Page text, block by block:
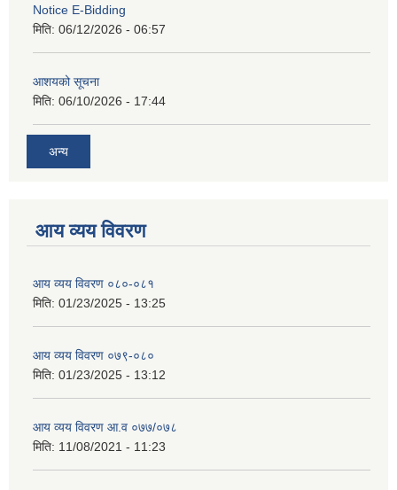
Notice E-Bidding
मिति: 06/12/2026 - 06:57
आशयको सूचना
मिति: 06/10/2026 - 17:44
अन्य
आय व्यय विवरण
आय व्यय विवरण ०८०-०८१
मिति: 01/23/2025 - 13:25
आय व्यय विवरण ०७९-०८०
मिति: 01/23/2025 - 13:12
आय व्यय विवरण आ.व ०७७/०७८
मिति: 11/08/2021 - 11:23